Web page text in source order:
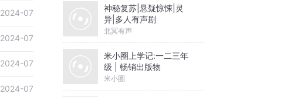
2024-07
2024-07
2024-07
2024-07
神秘复苏|悬疑惊悚|灵
异|多人有声剧
北冥有声
米小圈上学记:一二三年
级 | 畅销出版物
米小圈